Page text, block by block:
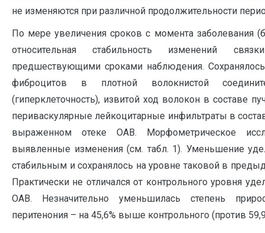
не изменяются при различной продолжительности
По мере увеличения сроков с момента заболевания
относительная стабильность изменений
предшествующими сроками наблюдения.
фиброцитов в плотной волокнистой
(гиперклеточность), извитой ход волокон в составе
периваскулярные лейкоцитарные инфильтраты в
выраженном отеке ОАВ. Морфометрическое
выявленные изменения (см. табл. 1). Уменьшение
стабильным и сохранялось на уровне таковой в
Практически не отличался от контрольного уровня
ОАВ. Незначительно уменьшилась степень
перитенония – на 45,6% выше контрольного (против